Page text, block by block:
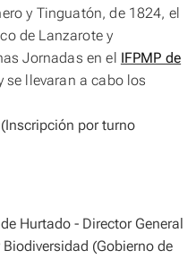
y Tinguatón, de 1824, el
de Lanzarote y
Jornadas en el IFPMP de
se llevaran a cabo los
por turno
Hurtado - Director General
(Gobierno de